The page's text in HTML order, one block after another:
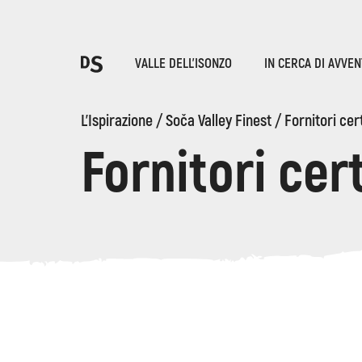
VALLE DELL'ISONZO IN CERCA DI
L'Ispirazione/Soča Valley Finest/Fornitori
Fornitori
LE GOLE DI TOLMIN